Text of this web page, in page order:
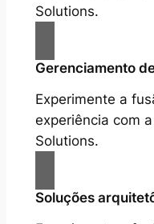
Solutions.
Gerenciamento
Experimente a
experiência com
Solutions.
Soluções